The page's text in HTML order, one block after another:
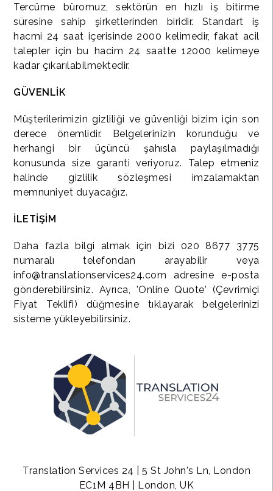
Tercüme büromuz, sektörün en hızlı iş bitirme
süresine sahip şirketlerinden biridir. Standart iş
hacmi 24 saat içerisinde 2000 kelimedir, fakat acil
talepler için bu hacim 24 saatte 12000 kelimeye
kadar çıkarılabilmektedir.
GÜVENLİK
Müşterilerimizin gizliliği ve güvenliği bizim için son
derece önemlidir. Belgelerinizin korunduğu ve
herhangi bir üçüncü şahısla paylaşılmadığı
konusunda size garanti veriyoruz. Talep etmeniz
halinde gizlilik sözleşmesi imzalamaktan
memnuniyet duyacağız.
İLETİŞİM
Daha fazla bilgi almak için bizi 020 8677 3775
numaralı telefondan arayabilir veya
info@translationservices24.com adresine e-posta
gönderebilirsiniz. Ayrıca, 'Online Quote' (Çevrimiçi
Fiyat Teklifi) düğmesine tıklayarak belgelerinizi
sisteme yükleyebilirsiniz.
Translation Services 24 | 5 St John's Ln, London
EC1M 4BH | London, UK